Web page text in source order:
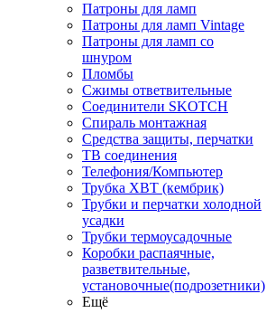
Патроны для ламп
Патроны для ламп Vintage
Патроны для ламп со
шнуром
Пломбы
Сжимы ответвительные
Соединители SKOTCH
Спираль монтажная
Средства защиты, перчатки
ТВ соединения
Телефония/Компьютер
Трубка ХВТ (кембрик)
Трубки и перчатки холодной
усадки
Трубки термоусадочные
Коробки распаячные,
разветвительные,
установочные(подрозетники)
Ещё